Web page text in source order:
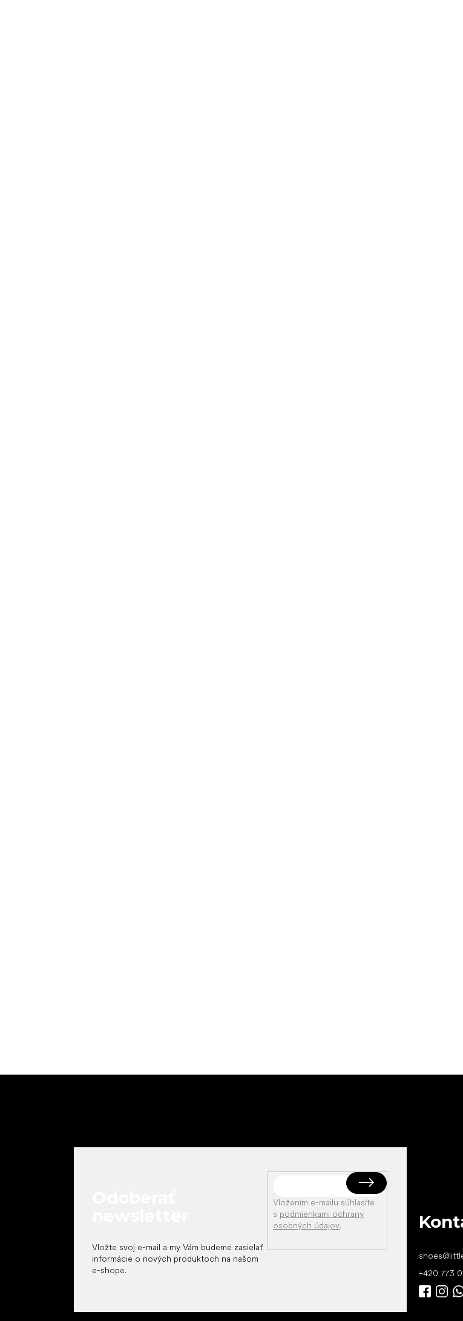
Vložte svoj e-mail a my Vám budeme zasielať
informácie o nových produktoch na našom
e-shope.
Vložením e-mailu súhlasíte
s podmienkami ochrany
osobných údajov.
shoes@
+420 773